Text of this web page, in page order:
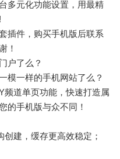
多元化功能设置，用最精
插件，购买手机版后联系
！
户了么？
模一样的手机网站了么？
频道单页功能，快速打造属
的手机版与众不同！
建，缓存更高效稳定；